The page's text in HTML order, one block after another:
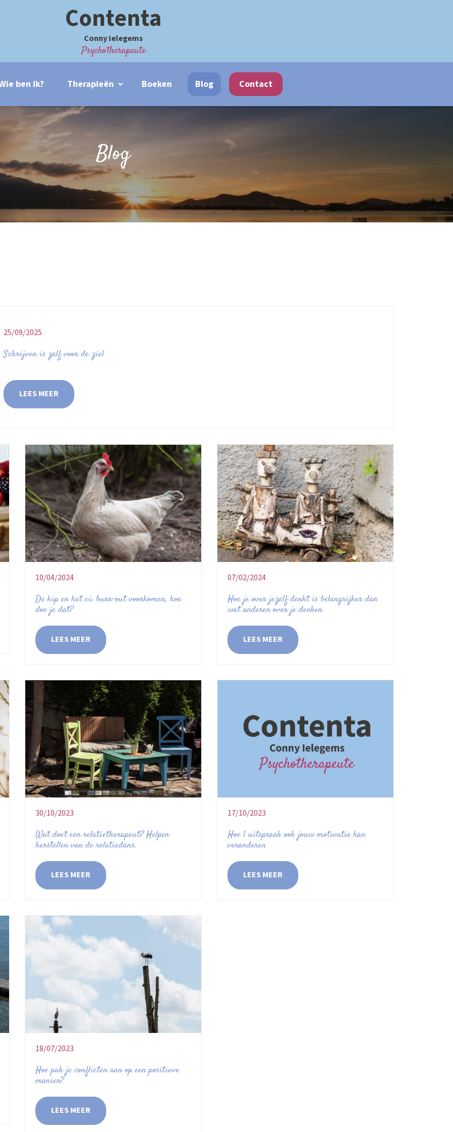
Contenta
Conny Ielegems
Psychotherapeute
ben ik? Therapieën Boeken Blog Contact
Blog
25/09/2025
Schrijven is zalf voor de ziel
LEES MEER
10/04/2024
De kip en het ei: burn-out voorkomen, hoe
doe je dat?
LEES MEER
07/02/2024
Hoe je over jezelf denkt is belangrijker dan
wat anderen over je denken
LEES MEER
30/10/2023
Wat doet een relatietherapeut? Helpen
herstellen van de relatiedans.
LEES MEER
17/10/2023
Hoe 1 uitspraak ook jouw motivatie kan
veranderen
LEES MEER
18/07/2023
Hoe pak je conflicten aan op een positieve
manier?
LEES MEER